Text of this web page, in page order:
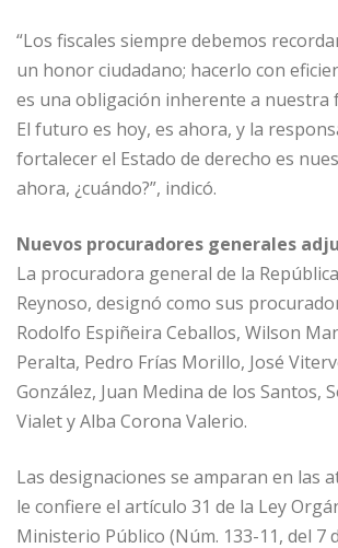
“Los fiscales siempre debemos
un honor ciudadano; hacerlo con
es una obligación inherente a nuestra
El futuro es hoy, es ahora, y la
fortalecer el Estado de derecho es
ahora, ¿cuándo?”, indicó.
Nuevos procuradores generales
La procuradora general de la
Reynoso, designó como sus
Rodolfo Espiñeira Ceballos, Wilson
Peralta, Pedro Frías Morillo, José
González, Juan Medina de los Santos,
Vialet y Alba Corona Valerio.
Las designaciones se amparan en las
le confiere el artículo 31 de la Ley
Ministerio Público (Núm. 133-11, del 7